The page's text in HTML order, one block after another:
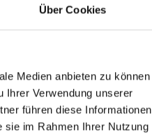
Über Cookies
Medien anbieten zu können
Ihrer Verwendung unserer
führen diese Informationen
sie im Rahmen Ihrer Nutzung
m
m